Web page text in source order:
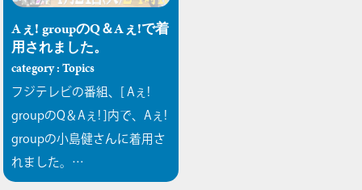
Aぇ! groupのQ＆Aぇ!で着
用されました。
category : Topics
フジテレビの番組、[ Aぇ!
groupのQ＆Aぇ! ]内で、Aぇ!
groupの小島健さんに着用さ
れました。…